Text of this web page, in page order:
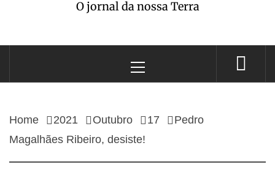
O jornal da nossa Terra
Menu
Home 2021 Outubro 17
Pedro
Magalhães Ribeiro, desiste!